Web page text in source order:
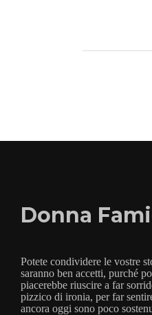
Donna
Potete condividere le vostre
saranno ben accetti, purché
piacerebbe riuscire a far
pizzico di ironia, per far
ancora oggi sono poco